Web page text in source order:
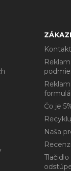
Kontakt
Čo je
Naša
Tlačidlo